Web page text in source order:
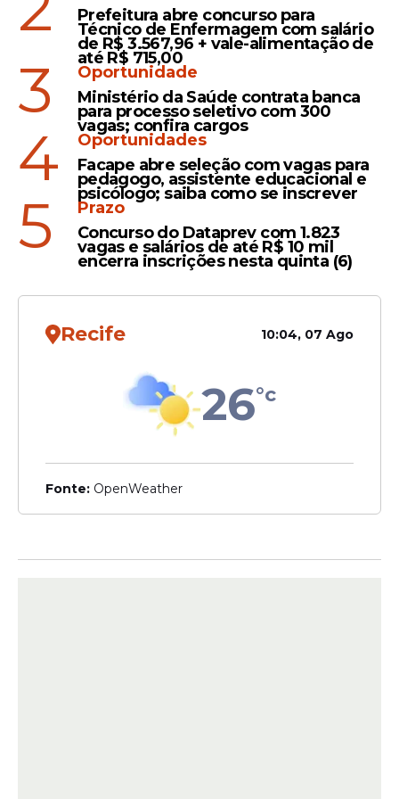
informação, logística, física, estatística,
matemática, engenharias e cursos
correlatos.
O Porto Digital informa ainda que algumas
diferenciais durante o processo seletivo.
Entre elas estão conhecimentos básicos
de informática, domínio do pacote Office,
compreensão das necessidades dos
clientes.
O conhecimento em idiomas,
Prefeitura abre concurso para
Técnico de Enfermagem com salário
de R$ 3.567,96 + vale-alimentação de
até R$ 715,00
3
Oportunidade
Ministério da Saúde contrata banca
para processo seletivo com 300
vagas; confira cargos
4
Oportunidades
Facape abre seleção com vagas para
pedagogo, assistente educacional e
psicólogo; saiba como se inscrever
5
Prazo
Concurso do Dataprev com 1.823
vagas e salários de até R$ 10 mil
encerra inscrições nesta quinta (6)
Recife 10:04, 07 Ago
26°c
Fonte: OpenWeather